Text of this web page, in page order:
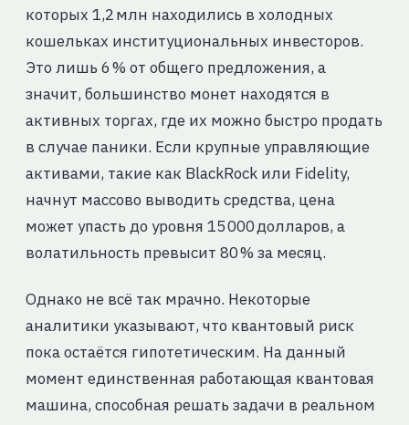
которых 1,2 млн находились в холодных
кошельках институциональных инвесторов.
Это лишь 6 % от общего предложения, а
значит, большинство монет находятся в
активных торгах, где их можно быстро продать
в случае паники. Если крупные управляющие
активами, такие как BlackRock или Fidelity,
начнут массово выводить средства, цена
может упасть до уровня 15 000 долларов, а
волатильность превысит 80 % за месяц.
Однако не всё так мрачно. Некоторые
аналитики указывают, что квантовый риск
пока остаётся гипотетическим. На данный
момент единственная работающая квантовая
машина, способная решать задачи в реальном